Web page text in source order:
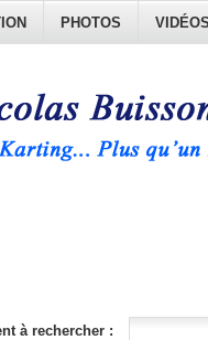
PHOTOS
à rechercher :